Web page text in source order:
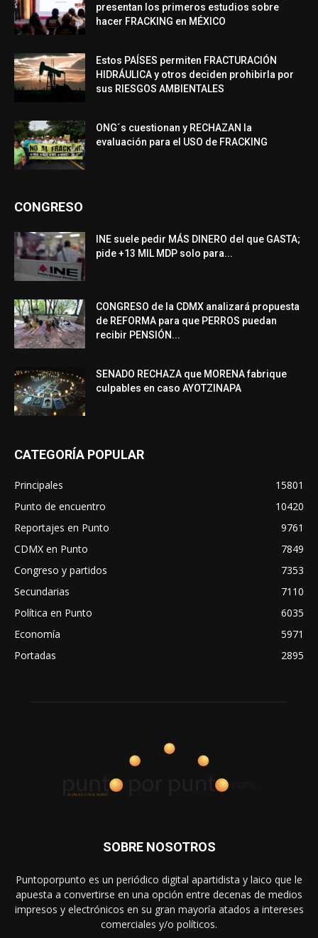
presentan los primeros estudios sobre
hacer FRACKING en MÉXICO
Estos PAÍSES permiten FRACTURACIÓN
HIDRÁULICA y otros deciden prohibirla por
sus RIESGOS AMBIENTALES
ONG´s cuestionan y RECHAZAN la
evaluación para el USO de FRACKING
CONGRESO
INE suele pedir MÁS DINERO del que GASTA;
pide +13 MIL MDP solo para...
CONGRESO de la CDMX analizará propuesta
de REFORMA para que PERROS puedan
recibir PENSIÓN...
SENADO RECHAZA que MORENA fabrique
culpables en caso AYOTZINAPA
CATEGORÍA POPULAR
Principales
15801
Punto de encuentro
10420
Reportajes en Punto
9761
CDMX en Punto
7849
Congreso y partidos
7353
Secundarias
7110
Política en Punto
6035
Economía
5971
Portadas
2895
SOBRE NOSOTROS
Puntoporpunto es un periódico digital apartidista y laico que le
apuesta a convertirse en una opción entre decenas de medios
impresos y electrónicos en su gran mayoría atados a intereses
comerciales y/o políticos.